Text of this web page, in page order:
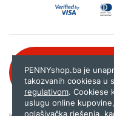
080 020
PENNYshop.ba je
takozvanih cookiesa u
regulativom. Cookiese
uslugu online
oglašivačka rješenja,